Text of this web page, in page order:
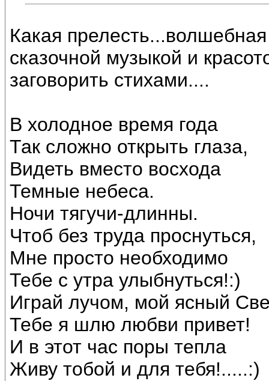
Какая
сказочной музыкой и
заговорить стихами....
В холодное время года
Так сложно открыть глаза,
Видеть вместо восхода
Темные небеса.
Ночи тягучи-длинны.
Чтоб без труда проснуться,
Мне просто необходимо
Тебе с утра улыбнуться!:)
Играй лучом, мой ясный
Тебе я шлю любви привет!
И в этот час поры тепла
Живу тобой и для тебя!.....:)